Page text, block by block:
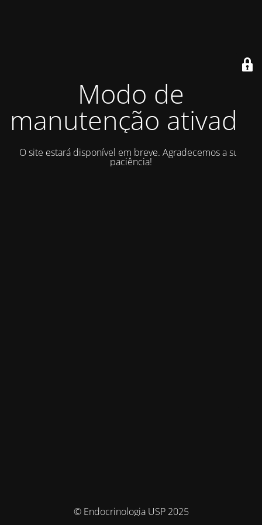
Modo de
manutenção ativado
O site estará disponível em breve. Agradecemos a sua
paciência!
© Endocrinologia USP 2025